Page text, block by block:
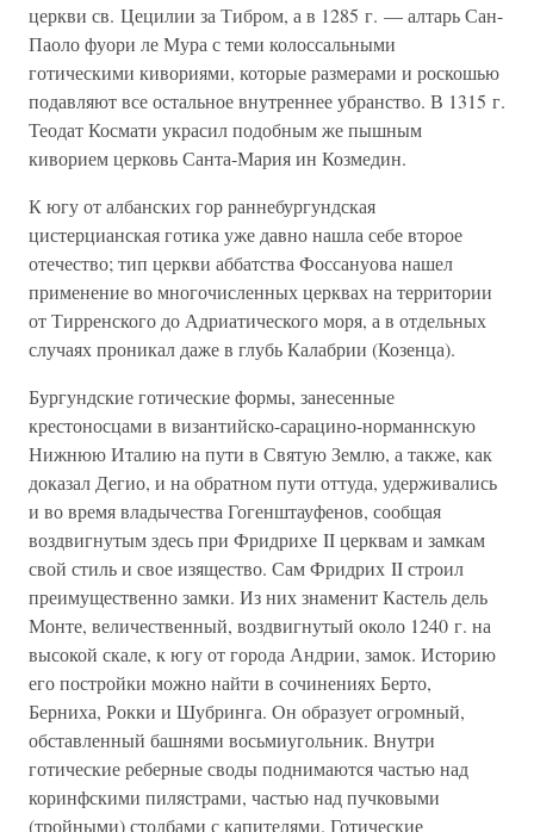
церкви св. Цецилии за Тибром, а в 1285 г. — алтарь Сан-
Паоло фуори ле Мура с теми колоссальными
готическими кивориями, которые размерами и роскошью
подавляют все остальное внутреннее убранство. В 1315 г.
Теодат Космати украсил подобным же пышным
киворием церковь Санта-Мария ин Козмедин.
К югу от албанских гор раннебургундская
цистерцианская готика уже давно нашла себе второе
отечество; тип церкви аббатства Фоссануова нашел
применение во многочисленных церквах на территории
от Тирренского до Адриатического моря, а в отдельных
случаях проникал даже в глубь Калабрии (Козенца).
Бургундские готические формы, занесенные
крестоносцами в византийско-сарацино-норманнскую
Нижнюю Италию на пути в Святую Землю, а также, как
доказал Дегио, и на обратном пути оттуда, удерживались
и во время владычества Гогенштауфенов, сообщая
воздвигнутым здесь при Фридрихе II церквам и замкам
свой стиль и свое изящество. Сам Фридрих II строил
преимущественно замки. Из них знаменит Кастель дель
Монте, величественный, воздвигнутый около 1240 г. на
высокой скале, к югу от города Андрии, замок. Историю
его постройки можно найти в сочинениях Берто,
Берниха, Рокки и Шубринга. Он образует огромный,
обставленный башнями восьмиугольник. Внутри
готические реберные своды поднимаются частью над
коринфскими пилястрами, частью над пучковыми
(тройными) столбами с капителями. Готические